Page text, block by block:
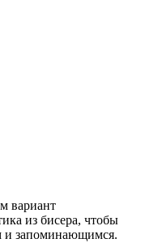
вариант
из бисера, чтобы
и запоминающимся.